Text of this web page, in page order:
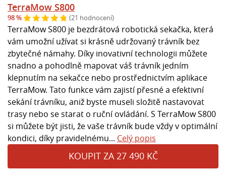
TerraMow S800
98 % (21 hodnocení)
TerraMow S800 je bezdrátová robotická sekačka, která
vám umožní užívat si krásně udržovaný trávník bez
zbytečné námahy. Díky inovativní technologii můžete
snadno a pohodlně mapovat váš trávník jedním
klepnutím na sekačce nebo prostřednictvím aplikace
TerraMow. Tato funkce vám zajistí přesné a efektivní
sekání trávníku, aniž byste museli složitě nastavovat
trasy nebo se starat o ruční ovládání. S TerraMow S800
si můžete být jisti, že vaše trávník bude vždy v optimální
kondici, díky pravidelnému... Celý popis
KOUPIT ZA 27 490 KČ